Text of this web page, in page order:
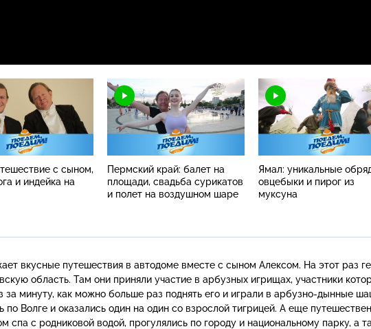
с сыном,
и индейка на
Пермский край: балет на
площади, свадьба сурикатов
и полет на воздушном шаре
Ямал: уникальные
овцебыки и пирог из
муксуна
вкусные путешествия в автодоме вместе с сыном Алексом. На этот раз
область. Там они приняли участие в арбузных игрищах, участники
за минуту, как можно больше раз поднять его и играли в арбузно-дынные
по Волге и оказались один на один со взрослой тигрицей. А еще
спа с родниковой водой, прогулялись по городу и национальному парку, а